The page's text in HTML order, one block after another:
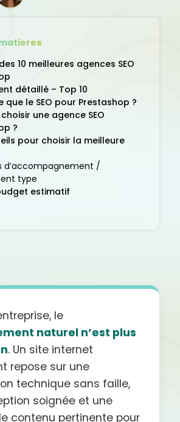
10 meilleures agences SEO
détaillé – Top 10
que le SEO pour Prestashop ?
une agence SEO
?
pour choisir la meilleure
d’accompagnement /
type
estimatif
le
naturel n’est plus
. Un site internet
repose sur une
technique sans faille,
soignée et une
contenu pertinente pour